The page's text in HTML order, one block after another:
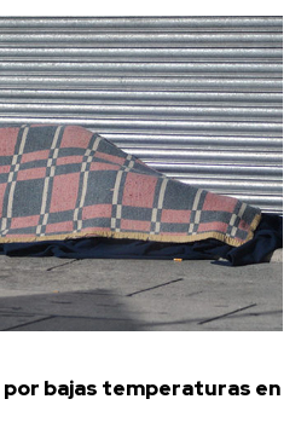
bajas temperaturas en